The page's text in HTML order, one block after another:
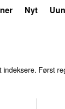
Nyt
indeksere. Først